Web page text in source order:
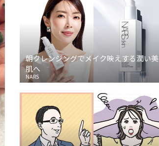
朝クレンジングでメイク映えする潤い美
肌へ
NARS